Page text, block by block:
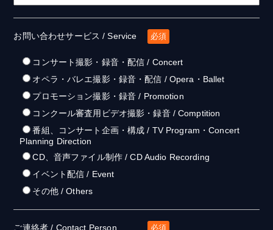
お問い合わせサービス / Service 必須
コンサート撮影・録音・配信 / Concert
オペラ・バレエ撮影・録音・配信 / Opera・Ballet
プロモーション撮影・録音 / Promotion
コンクール審査用ビデオ撮影・録音 / Comptition
番組、コンサート企画・構成 / TV Program・Concert
Planning Direction
CD、音声ファイル制作 / CD Audio Recording
イベント配信 / Event
その他 / Others
ご連絡者 / Contact Person 必須